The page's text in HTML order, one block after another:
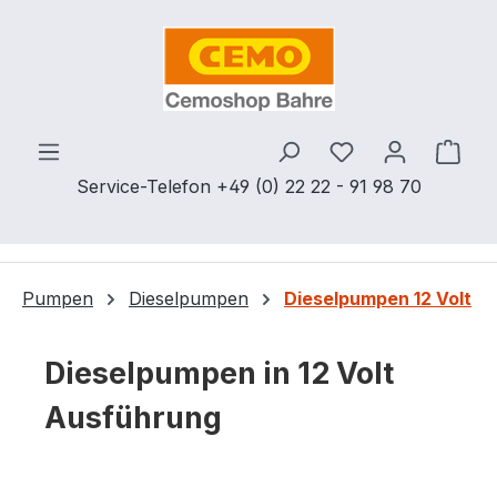
Zum Hauptinhalt springen
Service-Telefon +49 (0) 22 22 - 91 98 70
Du hast 0
Pumpen Dieselpumpen Dieselpumpen 12 Volt
Dieselpumpen in 12 Volt
Ausführung